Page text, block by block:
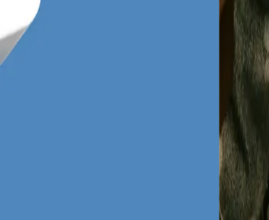
które traktują lokalnych
co przy dynamicznych
konkurencję codziennie, ręcznie
przeoczyli. Taka zwinność